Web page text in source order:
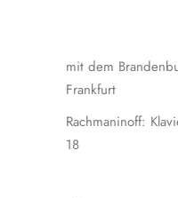
mit dem
Frankfurt
Rachmaninoff:
18